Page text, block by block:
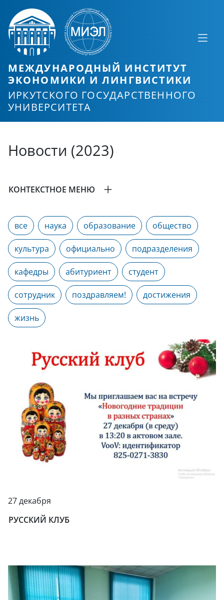
МЕЖДУНАРОДНЫЙ ИНСТИТУТ
ЭКОНОМИКИ И ЛИНГВИСТИКИ
ИРКУТСКОГО ГОСУДАРСТВЕННОГО
УНИВЕРСИТЕТА
Новости (2023)
КОНТЕКСТНОЕ МЕНЮ
все наука образование общество
культура официально подразделения
кафедры абитуриент студент
сотрудник поздравляем! достижения
жизнь
27 декабря
РУССКИЙ КЛУБ